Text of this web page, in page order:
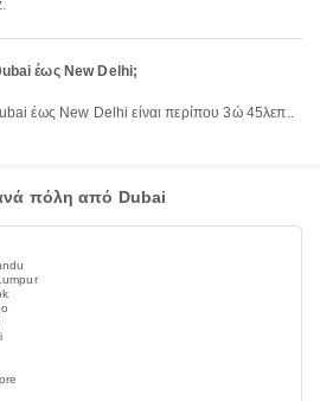
έως New Delhi;
έως New Delhi είναι περίπου 3ώ 45λεπ..
πόλη από Dubai